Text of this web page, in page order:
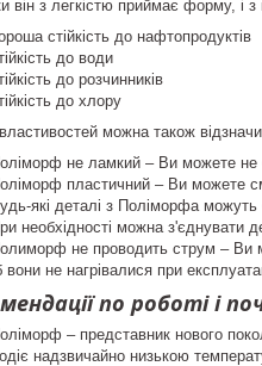
він з легкістю приймає форму, і
стійкість до нафтопродуктів
до води
до розчинників
до хлору
можна також
не ламкий – Ви можете не
пластичний – Ви можете
які деталі з Поліморфа
необхідності можна з'єднувати
не проводить струм – Ви
не нагрівалися при
по роботі і
– представник нового
надзвичайно низькою